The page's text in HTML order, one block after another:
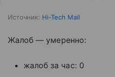
Источник: Hi-Tech Mail
Жалоб — умеренно:
жалоб за час: 0